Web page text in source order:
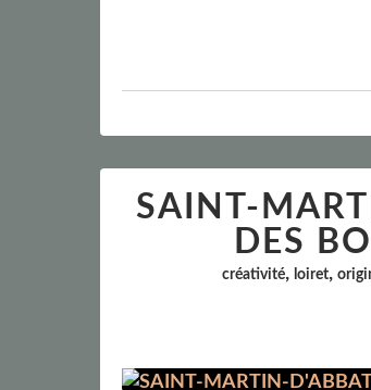
SAINT-
DES
créativité, loiret,